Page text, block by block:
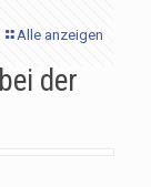
Alle anzeigen
der